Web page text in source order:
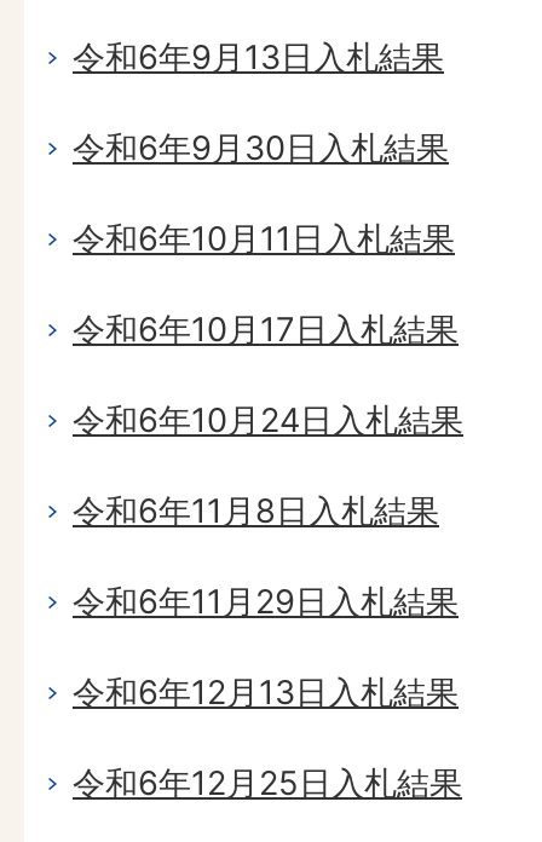
令和6年9月13日入札結果
令和6年9月30日入札結果
令和6年10月11日入札結果
令和6年10月17日入札結果
令和6年10月24日入札結果
令和6年11月8日入札結果
令和6年11月29日入札結果
令和6年12月13日入札結果
令和6年12月25日入札結果